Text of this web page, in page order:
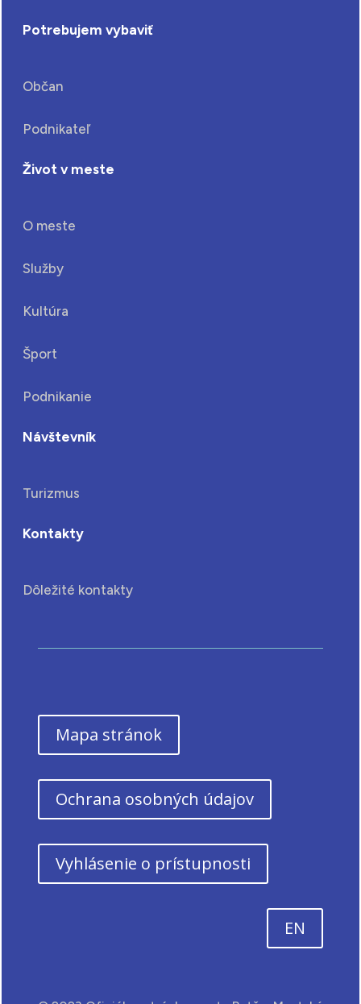
Potrebujem vybaviť
Občan
Podnikateľ
Život v meste
O meste
Služby
Kultúra
Šport
Podnikanie
Návštevník
Turizmus
Kontakty
Dôležité kontakty
Mapa stránok
Ochrana osobných údajov
Vyhlásenie o prístupnosti
EN